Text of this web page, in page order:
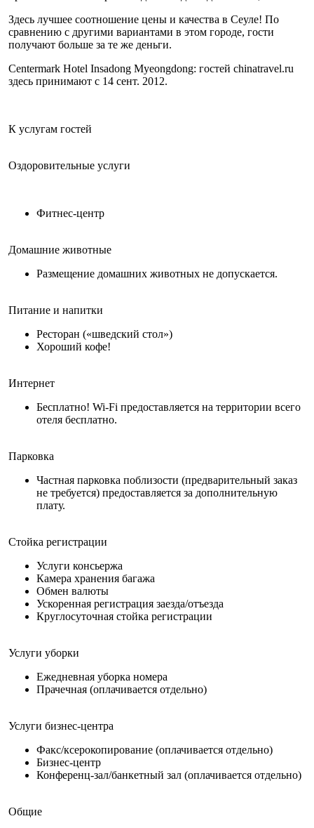
Здесь лучшее соотношение цены и качества в Сеуле! По
сравнению с другими вариантами в этом городе, гости
получают больше за те же деньги.
Centermark Hotel Insadong Myeongdong: гостей chinatravel.ru
здесь принимают с 14 сент. 2012.
К услугам гостей
Оздоровительные услуги
Фитнес-центр
Домашние животные
Размещение домашних животных не допускается.
Питание и напитки
Ресторан («шведский стол»)
Хороший кофе!
Интернет
Бесплатно! Wi-Fi предоставляется на территории всего
отеля бесплатно.
Парковка
Частная парковка поблизости (предварительный заказ
не требуется) предоставляется за дополнительную
плату.
Стойка регистрации
Услуги консьержа
Камера хранения багажа
Обмен валюты
Ускоренная регистрация заезда/отъезда
Круглосуточная стойка регистрации
Услуги уборки
Ежедневная уборка номера
Прачечная (оплачивается отдельно)
Услуги бизнес-центра
Факс/ксерокопирование (оплачивается отдельно)
Бизнес-центр
Конференц-зал/банкетный зал (оплачивается отдельно)
Общие